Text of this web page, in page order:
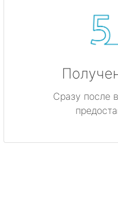
Сразу после